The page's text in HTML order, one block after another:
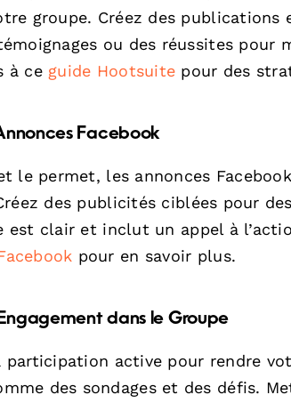
groupe. Créez des publications
ou des réussites
à ce guide Hootsuite pour des
Facebook
le permet, les annonces
des publicités ciblées pour
est clair et inclut un appel à
pour en savoir plus.
dans le Groupe
participation active pour rendre
des sondages et des défis.